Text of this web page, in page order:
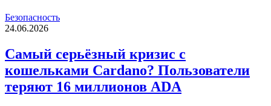
Безопасность
24.06.2026
Самый серьёзный кризис с
кошельками Cardano? Пользователи
теряют 16 миллионов ADA